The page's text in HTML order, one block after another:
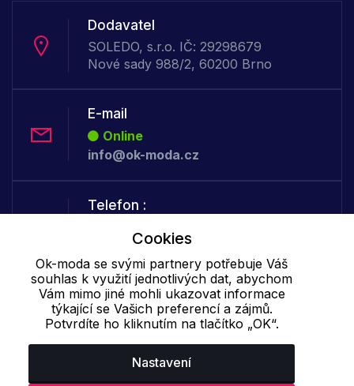
Dodavatel
SOLEDO, s.r.o. IČ: 29298679
Nové sady 988/2, 60200 Brno
E-mail
Online
info@ok-moda.cz
Telefon :
+420 702 000 160
Cookie - podrobné nastavení| Další informace|Ochrana osobních
Cookies
Ok-moda se svými partnery potřebuje Váš
souhlas k využití jednotlivých dat, abychom
Vám mimo jiné mohli ukazovat informace
týkající se Vašich preferencí a zájmů.
Potvrdíte ho kliknutím na tlačítko „OK“.
Nastavení